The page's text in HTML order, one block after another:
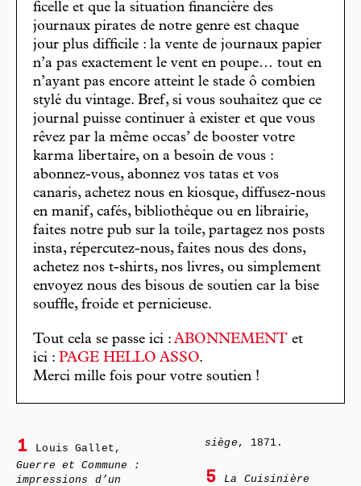
ficelle et que la situation financière des
journaux pirates de notre genre est chaque
jour plus difficile : la vente de journaux papier
n’a pas exactement le vent en poupe… tout en
n’ayant pas encore atteint le stade ô combien
stylé du vintage. Bref, si vous souhaitez que ce
journal puisse continuer à exister et que vous
rêvez par la même occas’ de booster votre
karma libertaire, on a besoin de vous :
abonnez-vous, abonnez vos tatas et vos
canaris, achetez nous en kiosque, diffusez-nous
en manif, cafés, bibliothèque ou en librairie,
faites notre pub sur la toile, partagez nos posts
insta, répercutez-nous, faites nous des dons,
achetez nos t-shirts, nos livres, ou simplement
envoyez nous des bisous de soutien car la bise
souffle, froide et pernicieuse.
Tout cela se passe ici : ABONNEMENT et
ici : PAGE HELLO ASSO.
Merci mille fois pour votre soutien !
1
Louis Gallet,
Guerre et Commune :
impressions d’un
siège , 1871.
5
La Cuisinière